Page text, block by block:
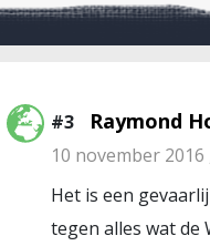
#3 Raymond
10 november 2016
Het is een
tegen alles wat de